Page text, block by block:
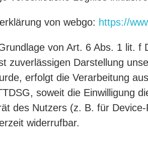
von webgo: https://
von Art. 6 Abs. 1 lit. f
zuverlässigen Darstellung
erfolgt die Verarbeitung
soweit die Einwilligung
des Nutzers (z. B. für
widerrufbar.